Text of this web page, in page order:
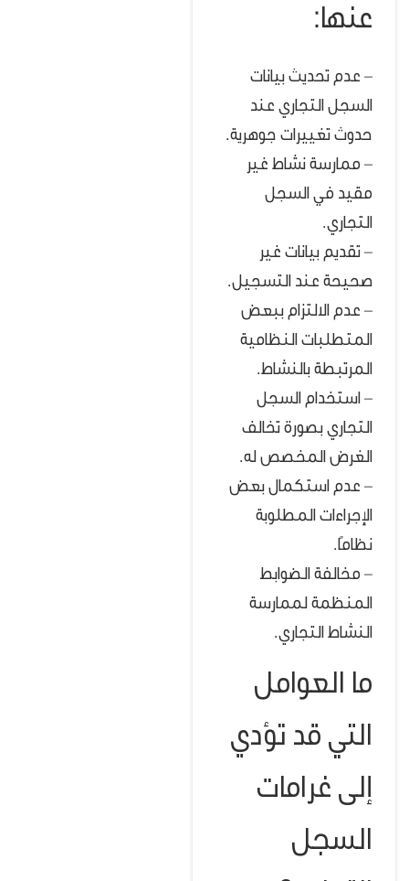
عنها:
– عدم تحديث بيانات
السجل التجاري عند
حدوث تغييرات جوهرية.
– ممارسة نشاط غير
مقيد في السجل
التجاري.
– تقديم بيانات غير
صحيحة عند التسجيل.
– عدم الالتزام ببعض
المتطلبات النظامية
المرتبطة بالنشاط.
– استخدام السجل
التجاري بصورة تخالف
الغرض المخصص له.
– عدم استكمال بعض
الإجراءات المطلوبة
نظامًا.
– مخالفة الضوابط
المنظمة لممارسة
النشاط التجاري.
ما العوامل
التي قد تؤدي
إلى غرامات
السجل